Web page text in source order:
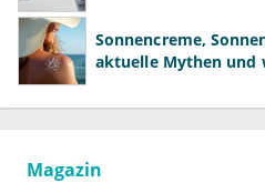
Sonnencreme,
aktuelle Mythen und
Magazin